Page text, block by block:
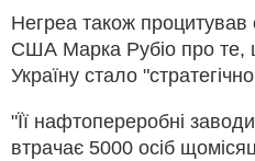
Негреа також
США Марка Рубіо про те,
Україну стало
"Її нафтопереробні
втрачає 5000 осіб